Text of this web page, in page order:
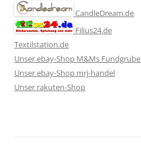
CandleDream.de
Filius24.de
Textilstation.de
Unser ebay-Shop M&Ms Fundgrube
Unser ebay-Shop mrj-handel
Unser rakuten-Shop